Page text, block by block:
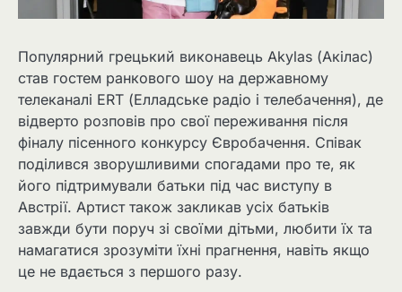
Популярний грецький виконавець Akylas (Акілас)
став гостем ранкового шоу на державному
телеканалі ERT (Елладське радіо і телебачення), де
відверто розповів про свої переживання після
фіналу пісенного конкурсу Євробачення. Співак
поділився зворушливими спогадами про те, як
його підтримували батьки під час виступу в
Австрії. Артист також закликав усіх батьків
завжди бути поруч зі своїми дітьми, любити їх та
намагатися зрозуміти їхні прагнення, навіть якщо
це не вдається з першого разу.